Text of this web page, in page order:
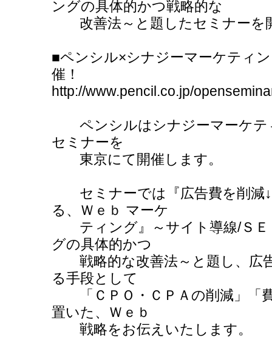
ングの具体的かつ戦略的な
改善法～と題したセミナーを
■ペンシル×シナジーマーケティ
催！
http://www.pencil.co.jp/
ペンシルはシナジーマーケテ
セミナーを
東京にて開催します。
セミナーでは『広告費を削減↓
る、Ｗｅｂ マーケ
ティング』～サイト導線/ＳＥ
グの具体的かつ
戦略的な改善法～と題し、広
る手段として
「ＣＰＯ・ＣＰＡの削減」「
置いた、Ｗｅｂ
戦略をお伝えいたします。